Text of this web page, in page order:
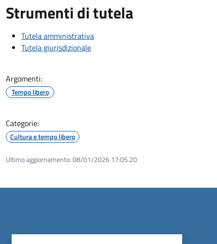
Strumenti di tutela
Tutela amministrativa
Tutela giurisdizionale
Argomenti:
Tempo libero
Categorie:
Cultura e tempo libero
Ultimo aggiornamento:08/01/2026 17:05.20